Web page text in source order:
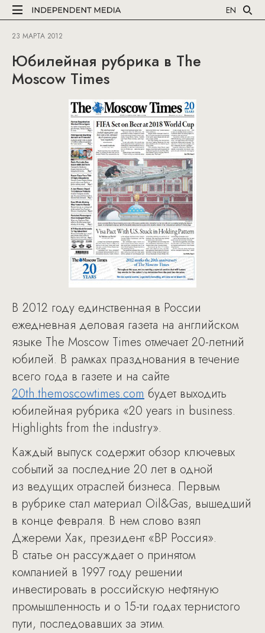
EN
23 МАРТА 2012
Юбилейная рубрика в The
Moscow Times
В 2012 году единственная в России
ежедневная деловая газета на английском
языке The Moscow Times отмечает 20-летний
юбилей. В рамках празднования в течение
всего года в газете и на сайте
20th.themoscowtimes.com будет выходить
юбилейная рубрика «20 years in business.
Highlights from the industry».
Каждый выпуск содержит обзор ключевых
событий за последние 20 лет в одной
из ведущих отраслей бизнеса. Первым
в рубрике стал материал Oil&Gas, вышедший
в конце февраля. В нем слово взял
Джереми Хак, президент «BP Россия».
В статье он рассуждает о принятом
компанией в 1997 году решении
инвестировать в российскую нефтяную
промышленность и о 15-ти годах тернистого
пути, последовавших за этим.